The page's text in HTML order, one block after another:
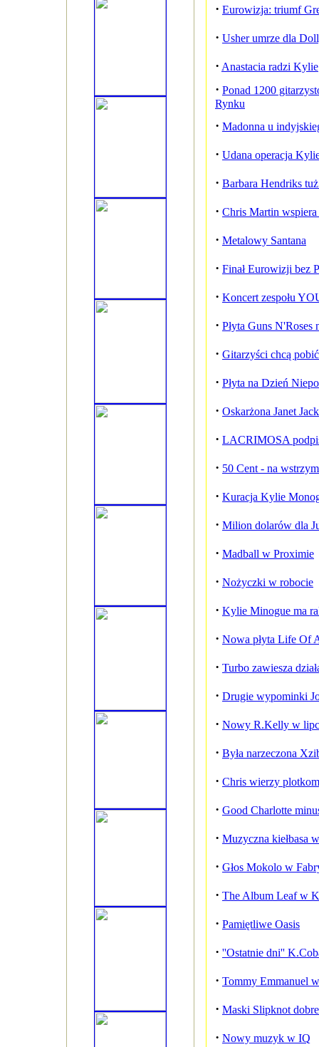
· Eurowizja: triumf
· Usher umrze dla
· Anastacia radzi Kylie
· Ponad 1200
Rynku
· Madonna u
· Udana operacja
· Barbara Hendriks
· Chris Martin
· Metalowy Santana
· Finał Eurowizji bez
· Koncert zespołu
· Płyta Guns N'Roses
· Gitarzyści chcą
· Płyta na Dzień
· Oskarżona Janet
· LACRIMOSA
· 50 Cent - na
· Kuracja Kylie
· Milion dolarów dla
· Madball w Proximie
· Nożyczki w robocie
· Kylie Minogue ma
· Nowa płyta Life Of
· Turbo zawiesza
· Drugie wypominki
· Nowy R.Kelly w
· Była narzeczona
· Chris wierzy plotkom
· Good Charlotte
· Muzyczna kiełbasa
· Głos Mokolo w
· The Album Leaf w
· Pamiętliwe Oasis
· ''Ostatnie dni''
· Tommy Emmanuel
· Maski Slipknot
· Nowy muzyk w IQ